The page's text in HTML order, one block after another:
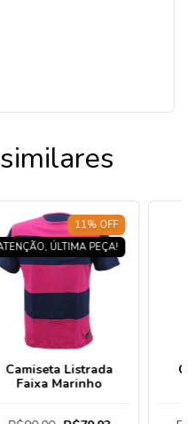
11% OFF
ÚLTIMA PEÇA!
Camiseta Listrada
Faixa Marinho